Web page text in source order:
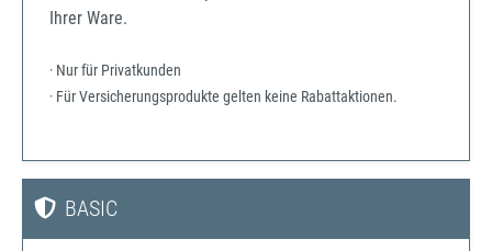
Ihrer Ware.
· Nur für Privatkunden
· Für Versicherungsprodukte gelten keine Rabattaktionen.
BASIC